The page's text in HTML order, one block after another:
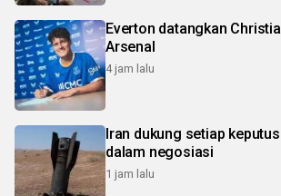
Everton datangkan
Arsenal
4 jam lalu
Iran dukung setiap
dalam negosiasi
1 jam lalu